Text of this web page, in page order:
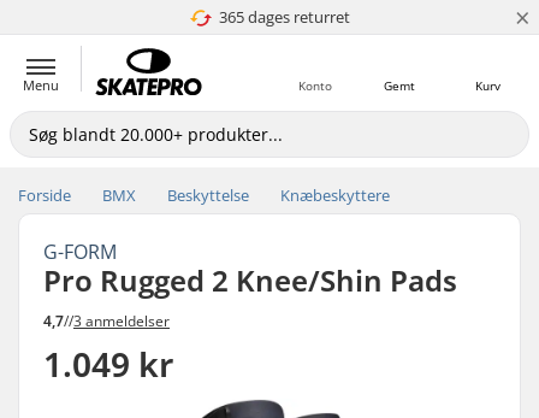
365 dages returret
4.8 ud af 5 ×
Menu Kurv
Gemt
Konto
Forside BMX Beskyttelse Knæbeskyttere
G-FORM
Pro Rugged 2 Knee/Shin Pads
4,7//3 anmeldelser
1.049 kr